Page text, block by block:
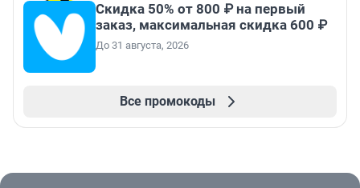
Скидка 50% от 800 ₽ на первый
заказ, максимальная скидка 600 ₽
До 31 августа, 2026
Все промокоды